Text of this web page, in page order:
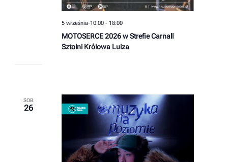
MOTOSERCE 2026 w Strefie Carnall
Sztolni Królowa Luiza
5 września-10:00- 18:00
SOB.
26